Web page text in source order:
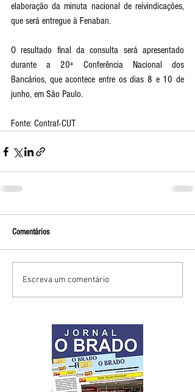
elaboração da minuta nacional de reivindicações,
que será entregue à Fenaban.
O resultado final da consulta será apresentado
durante a 20ª Conferência Nacional dos
Bancários, que acontece entre os dias 8 e 10 de
junho, em São Paulo.
Fonte: Contraf-CUT
Comentários
Escreva um comentário